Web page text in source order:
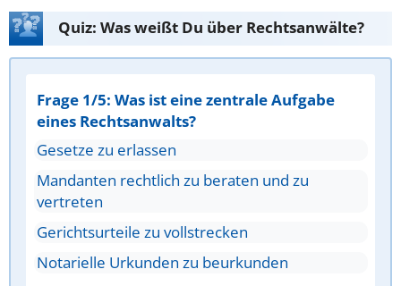
Quiz: Was weißt Du über Rechtsanwälte?
Frage 1/5: Was ist eine zentrale Aufgabe
eines Rechtsanwalts?
Gesetze zu erlassen
Mandanten rechtlich zu beraten und zu
vertreten
Gerichtsurteile zu vollstrecken
Notarielle Urkunden zu beurkunden